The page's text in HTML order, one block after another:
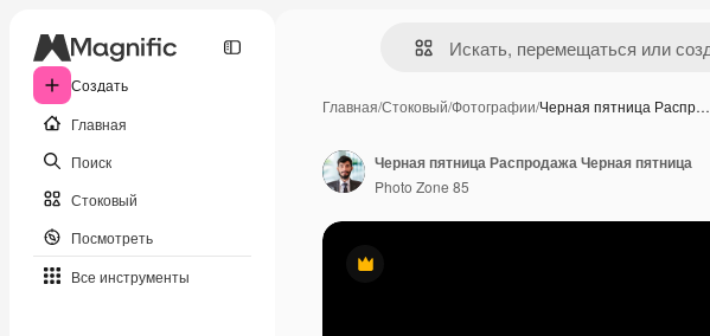
Создать
Главная
Поиск
Стоковый
Посмотреть
Все инструменты
Главная/Стоковый/Фотографии/Черная пятница Распр…
Премиум
Черная пятница Распродажа Черная пятница
Photo Zone 85